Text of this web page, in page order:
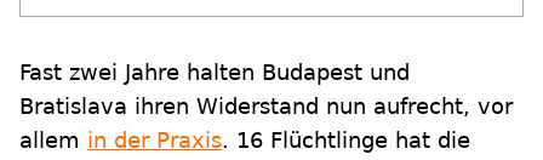
Fast zwei Jahre halten Budapest und
Bratislava ihren Widerstand nun aufrecht, vor
allem in der Praxis. 16 Flüchtlinge hat die